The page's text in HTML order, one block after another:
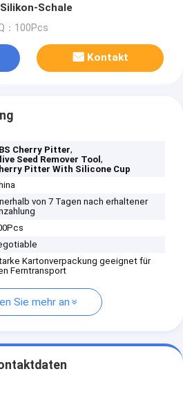
Schale
：100Pcs
Kontakt
Cherry Pitter,
Seed Remover Tool,
Pitter With Silicone Cup
von 7 Tagen nach erhaltener
Kartonverpackung geeignet für
Ferntransport
Sie mehr an